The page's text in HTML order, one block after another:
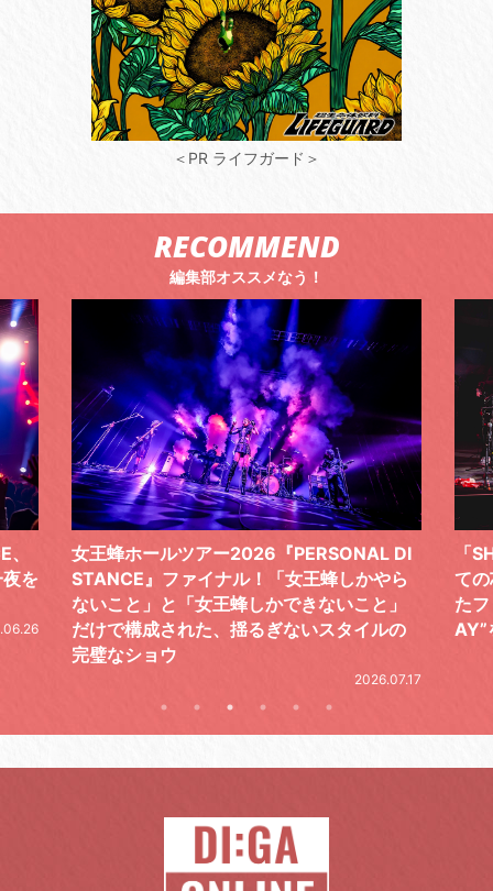
＜PR ライフガード＞
RECOMMEND
編集部オススメなう！
ら
の
「SHISHAMOでした!!!」ロックバンドとし
ての芯を貫き通し、笑顔と感謝で泳ぎ切っ
たファイナルライブ、DAY2“GOODBYE D
AY”をレポート
気
レ